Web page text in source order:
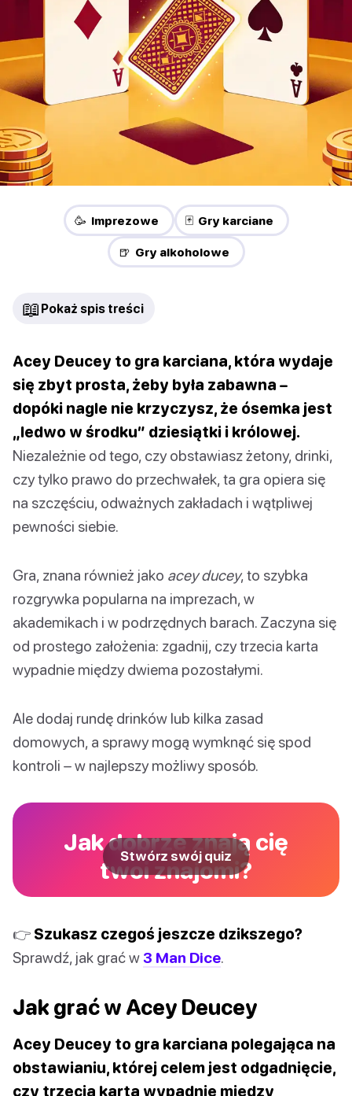
🥳 Imprezowe 🃏 Gry karciane
🍺 Gry alkoholowe
📖 Pokaż spis treści
Acey Deucey to gra karciana, która wydaje
się zbyt prosta, żeby była zabawna –
dopóki nagle nie krzyczysz, że ósemka jest
„ledwo w środku” dziesiątki i królowej.
Niezależnie od tego, czy obstawiasz żetony, drinki,
czy tylko prawo do przechwałek, ta gra opiera się
na szczęściu, odważnych zakładach i wątpliwej
pewności siebie.
Gra, znana również jako acey ducey, to szybka
rozgrywka popularna na imprezach, w
akademikach i w podrzędnych barach. Zaczyna się
od prostego założenia: zgadnij, czy trzecia karta
wypadnie między dwiema pozostałymi.
Ale dodaj rundę drinków lub kilka zasad
domowych, a sprawy mogą wymknąć się spod
kontroli – w najlepszy możliwy sposób.
Jak dobrze znają cię
twoi znajomi?
Stwórz swój quiz
👉 Szukasz czegoś jeszcze dzikszego?
Sprawdź, jak grać w 3 Man Dice.
Jak grać w Acey Deucey
Acey Deucey to gra karciana polegająca na
obstawianiu, której celem jest odgadnięcie,
czy trzecia karta wypadnie między